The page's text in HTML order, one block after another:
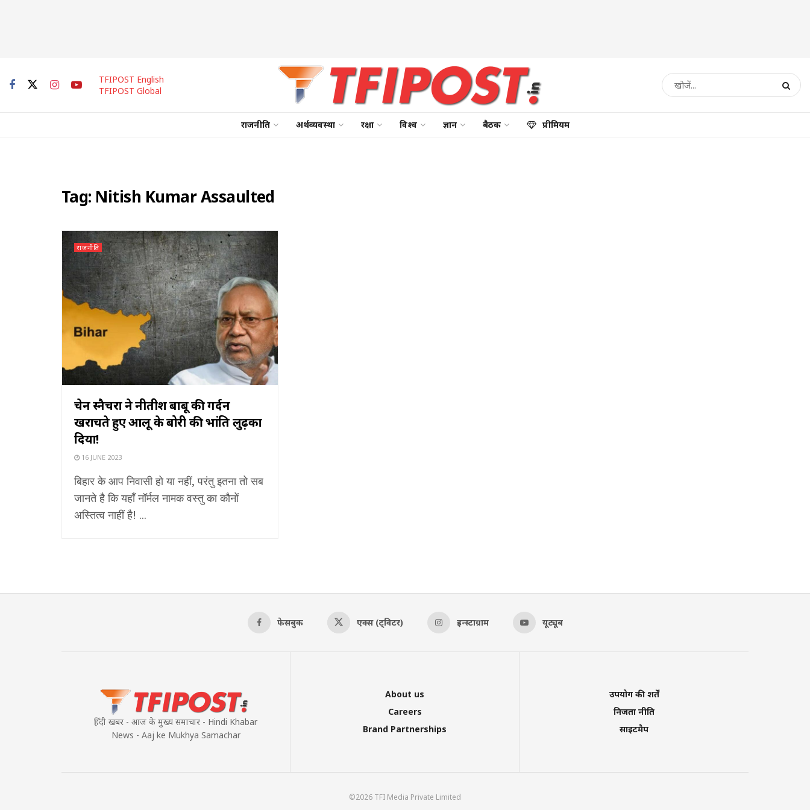
TFIPOST English
TFIPOST Global
राजनीति अर्थव्यवस्था रक्षा विश्व ज्ञान बैठक प्रीमियम
Tag: Nitish Kumar Assaulted
राजनीति
चेन स्नैचरों ने नीतीश बाबू की गर्दन
खरोंचते हुए आलू के बोरी की भांति लुढ़का
दिया!
16 JUNE 2023
बिहार के आप निवासी हो या नहीं, परंतु इतना तो सब
जानते है कि यहाँ नॉर्मल नामक वस्तु का कौनों
अस्तित्व नाहीं है! ...
फेसबुक एक्स (ट्विटर) इन्स्टाग्राम यूट्यूब
हिंदी खबर - आज के मुख्य समाचार - Hindi Khabar
News - Aaj ke Mukhya Samachar
About us
Careers
Brand Partnerships
उपयोग की शर्तें
निजता नीति
साइटमैप
©2026 TFI Media Private Limited